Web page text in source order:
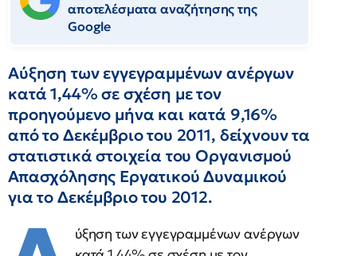
αποτελέσματα αναζήτησης της
Google
Αύξηση των εγγεγραμμένων ανέργων
κατά 1,44% σε σχέση με τον
προηγούμενο μήνα και κατά 9,16%
από το Δεκέμβριο του 2011, δείχνουν τα
στατιστικά στοιχεία του Οργανισμού
Απασχόλησης Εργατικού Δυναμικού
για το Δεκέμβριο του 2012.
ύξηση των εγγεγραμμένων ανέργων